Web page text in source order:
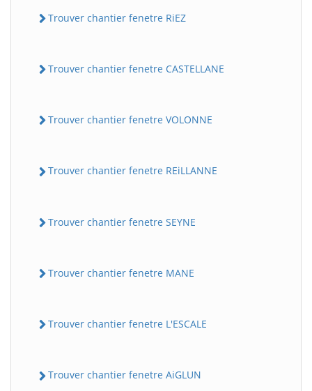
Trouver chantier fenetre RiEZ
Trouver chantier fenetre CASTELLANE
Trouver chantier fenetre VOLONNE
Trouver chantier fenetre REiLLANNE
Trouver chantier fenetre SEYNE
Trouver chantier fenetre MANE
Trouver chantier fenetre L'ESCALE
Trouver chantier fenetre AiGLUN